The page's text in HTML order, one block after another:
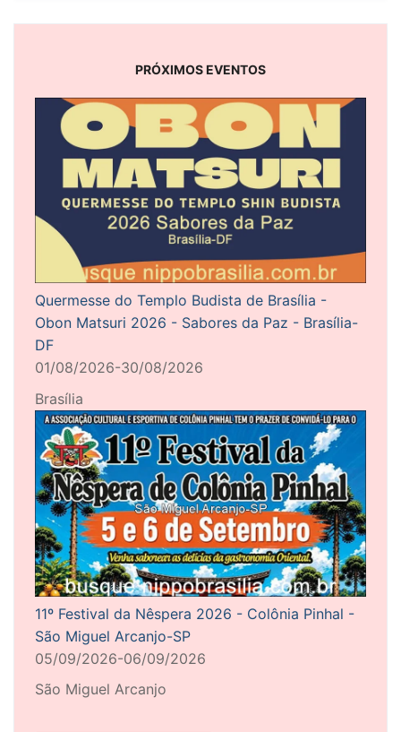
PRÓXIMOS EVENTOS
Quermesse do Templo Budista de Brasília -
Obon Matsuri 2026 - Sabores da Paz - Brasília-
DF
01/08/2026-30/08/2026
Brasília
11º Festival da Nêspera 2026 - Colônia Pinhal -
São Miguel Arcanjo-SP
05/09/2026-06/09/2026
São Miguel Arcanjo